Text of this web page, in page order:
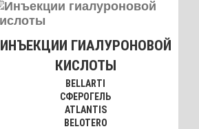
ИНЪЕКЦИИ ГИАЛУРОНОВОЙ
КИСЛОТЫ
BELLARTI
СФЕРОГЕЛЬ
ATLANTIS
BELOTERO